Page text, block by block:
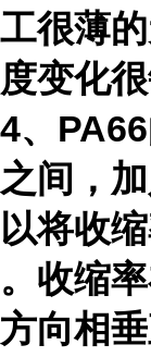
工很薄
度变化很
4、
之间，
以将收
。收缩
方向相